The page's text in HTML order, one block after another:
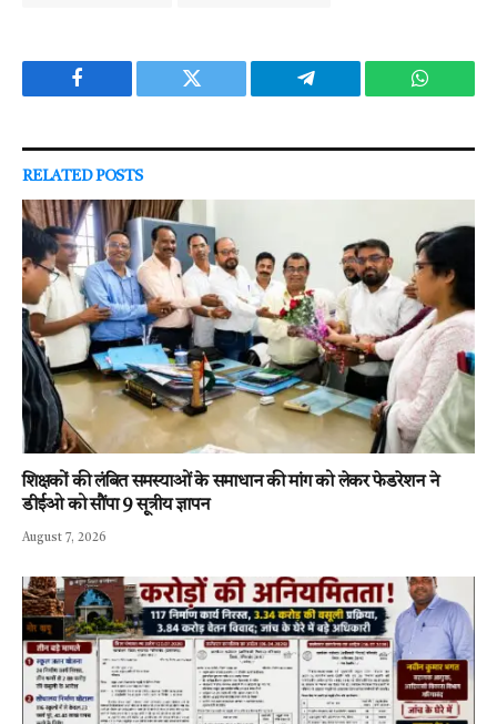
Facebook Twitter Telegram
RELATEDPOSTS
शिक्षकों की लंबित समस्याओं के समाधान की मांग को लेकर फेडरेशन ने
डीईओ को सौंपा 9 सूत्रीय ज्ञापन
August 7, 2026